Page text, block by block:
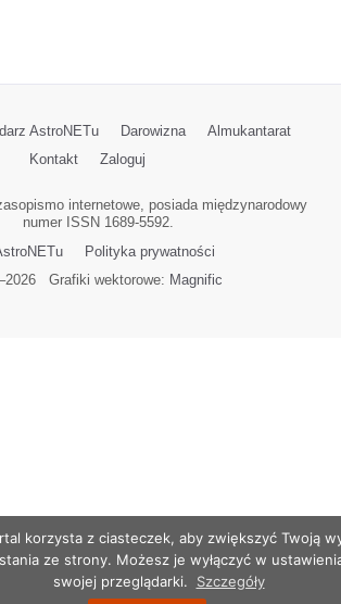
AstroNETu Darowizna
Almukantarat
Kontakt
Zaloguj
internetowe, posiada międzynarodowy
numer ISSN 1689-5592.
Polityka prywatności
2026Grafiki wektorowe: Magnific
korzysta z ciasteczek, aby zwiększyć Twoją
ze strony. Możesz je wyłączyć w
swojej przeglądarki.
Szczegóły